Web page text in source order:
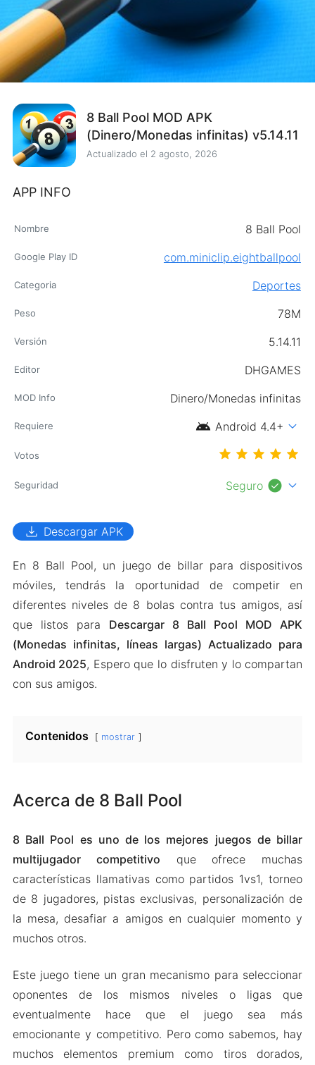
8 Ball Pool MOD APK
(Dinero/Monedas infinitas) v5.14.11
Actualizado el 2 agosto, 2026
APP INFO
Nombre 8 Ball Pool
Google Play ID com.miniclip.eightballpool
Categoria Deportes
Peso 78M
Versión 5.14.11
Editor DHGAMES
MOD Info Dinero/Monedas infinitas
Requiere android Android 4.4+ expand_more
Votos
Seguridad Seguro check_circle expand_more
download Descargar APK
En 8 Ball Pool, un juego de billar para dispositivos
móviles, tendrás la oportunidad de competir en
diferentes niveles de 8 bolas contra tus amigos, así
que listos para Descargar 8 Ball Pool MOD APK
(Monedas infinitas, líneas largas) Actualizado para
Android 2025, Espero que lo disfruten y lo compartan
con sus amigos.
Contenidos mostrar
Acerca de 8 Ball Pool
8 Ball Pool es uno de los mejores juegos de billar
multijugador competitivo que ofrece muchas
características llamativas como partidos 1vs1, torneo
de 8 jugadores, pistas exclusivas, personalización de
la mesa, desafiar a amigos en cualquier momento y
muchos otros.
Este juego tiene un gran mecanismo para seleccionar
oponentes de los mismos niveles o ligas que
eventualmente hace que el juego sea más
emocionante y competitivo. Pero como sabemos, hay
muchos elementos premium como tiros dorados,